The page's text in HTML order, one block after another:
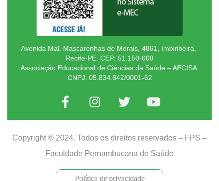
Avenida Mal. Mascarenhas de Morais, 4861, Imbiribeira,
Recife-PE. CEP: 51.150-000
Associação Educacional de Ciências da Saúde – AECISA.
CNPJ: 05.834.842/0001-62
Copyright © 2024. Todos os direitos reservados – FPS –
Faculdade Pernambucana de Saúde
Política de privacidade